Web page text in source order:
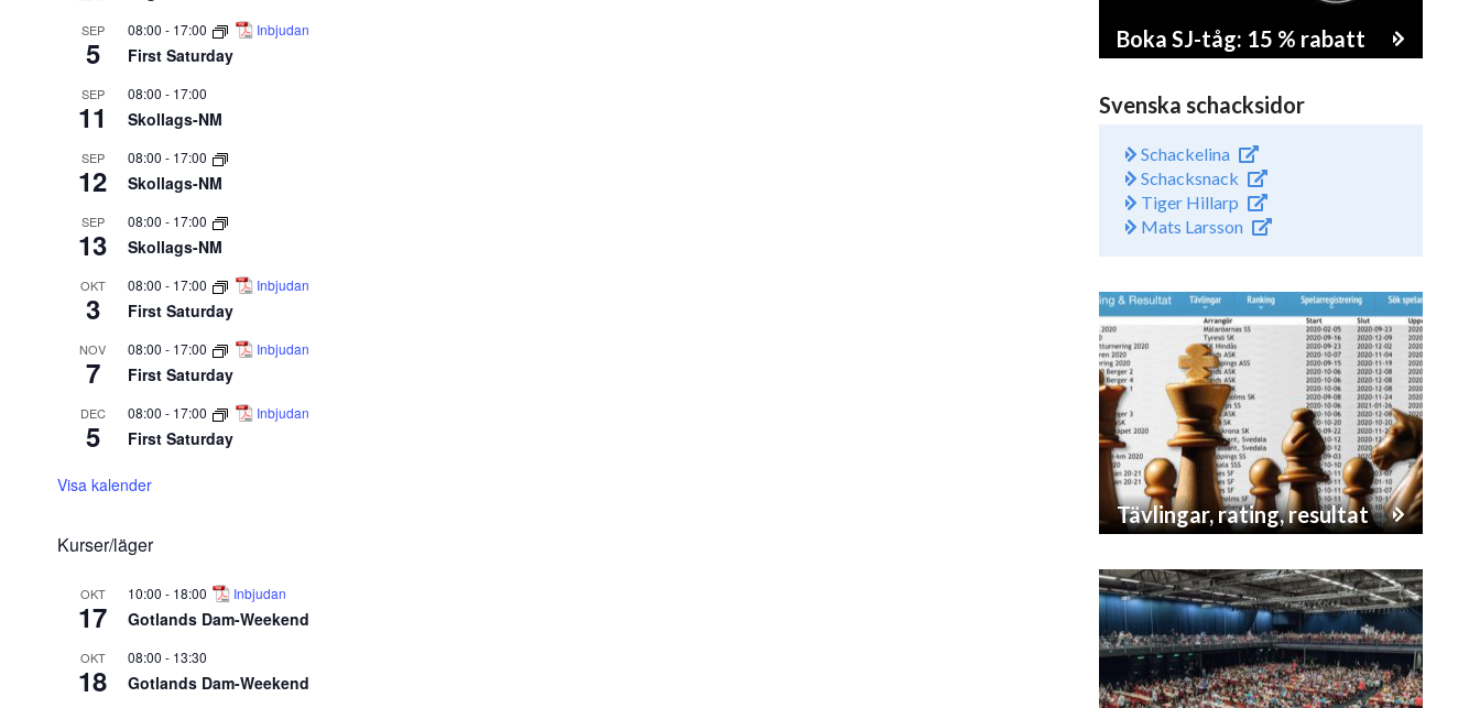
SEP
5
08:00 - 17:00 Inbjudan
First Saturday
SEP
11
08:00 - 17:00
Skollags-NM
SEP
12
08:00 - 17:00
Skollags-NM
SEP
13
08:00 - 17:00
Skollags-NM
OKT
3
08:00 - 17:00 Inbjudan
First Saturday
NOV
7
08:00 - 17:00 Inbjudan
First Saturday
DEC
5
08:00 - 17:00 Inbjudan
First Saturday
Visa kalender
Kurser/läger
OKT
17
10:00 - 18:00 Inbjudan
Gotlands Dam-Weekend
OKT
18
08:00 - 13:30
Gotlands Dam-Weekend
Boka SJ-tåg: 15 % rabatt
Svenska schacksidor
Schackelina
Schacksnack
Tiger Hillarp
Mats Larsson
Tävlingar, rating, resultat